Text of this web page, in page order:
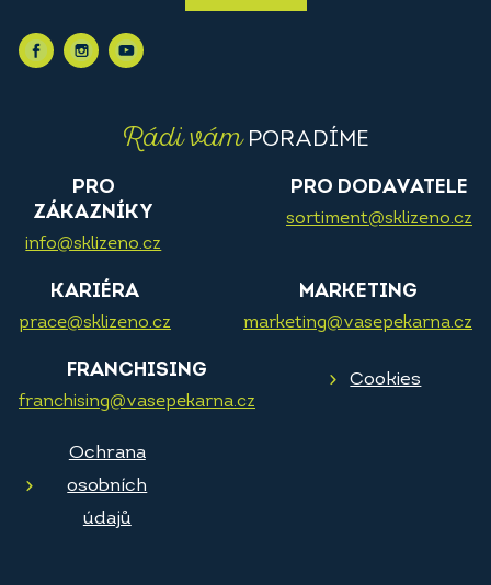
Rádi vámPORADÍME
PRO
ZÁKAZNÍKY
info@sklizeno.cz
PRO DODAVATELE
sortiment@sklizeno.cz
KARIÉRA
prace@sklizeno.cz
MARKETING
marketing@vasepekarna.cz
FRANCHISING
franchising@vasepekarna.cz
Cookies
Ochrana
osobních
údajů